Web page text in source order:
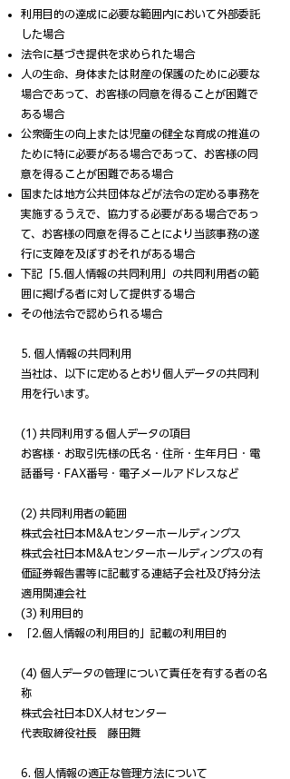
利用目的の達成に必要な範囲内において外部委託
した場合
法令に基づき提供を求められた場合
人の生命、身体または財産の保護のために必要な
場合であって、お客様の同意を得ることが困難で
ある場合
公衆衛生の向上または児童の健全な育成の推進の
ために特に必要がある場合であって、お客様の同
意を得ることが困難である場合
国または地方公共団体などが法令の定める事務を
実施するうえで、協力する必要がある場合であっ
て、お客様の同意を得ることにより当該事務の遂
行に支障を及ぼすおそれがある場合
下記「5.個人情報の共同利用」の共同利用者の範
囲に掲げる者に対して提供する場合
その他法令で認められる場合
5. 個人情報の共同利用
当社は、以下に定めるとおり個人データの共同利
用を行います。
(1) 共同利用する個人データの項目
お客様・お取引先様の氏名・住所・生年月日・電
話番号・FAX番号・電子メールアドレスなど
(2) 共同利用者の範囲
株式会社日本M&Aセンターホールディングス
株式会社日本M&Aセンターホールディングスの有
価証券報告書等に記載する連結子会社及び持分法
適用関連会社
(3) 利用目的
「2.個人情報の利用目的」記載の利用目的
(4) 個人データの管理について責任を有する者の名
称
株式会社日本DX人材センター
代表取締役社長 藤田舞
6. 個人情報の適正な管理方法について